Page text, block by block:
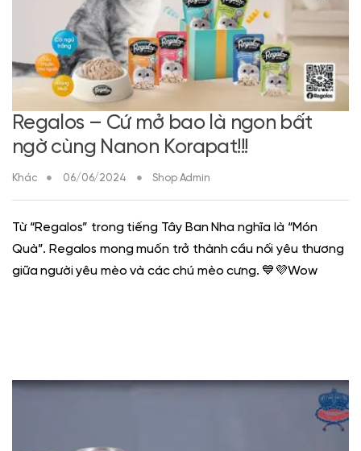
Regalos – Cứ mở bao là ngon bất
ngờ cùng Nanon Korapat!!!
Khác 06/06/2024 Shop Admin
Từ “Regalos” trong tiếng Tây Ban Nha nghĩa là “Món
Quà”. Regalos mong muốn trở thành cầu nối yêu thương
giữa người yêu mèo và các chú mèo cưng. 💙💜Wow